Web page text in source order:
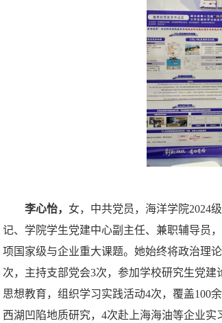
李心怡， 女，中共党员，海洋学院2024
记、学院学生党建中心副主任、兼职辅导员
项国家级与企业重大课题。她始终将政治理
次，主持支部党会3次，参加学校研究生党
思想教育，组织学习实践活动4次，覆盖100
西湖凹陷地质研究， 4次赴上海海油等企业实